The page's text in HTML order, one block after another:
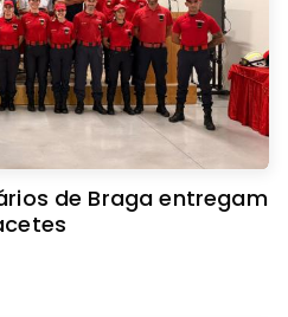
de Braga entregam